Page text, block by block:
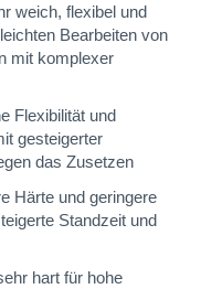
weich, flexibel und
Bearbeiten von
mit komplexer
Flexibilität und
gesteigerter
das Zusetzen
Härte und geringere
Standzeit und
hart für hohe